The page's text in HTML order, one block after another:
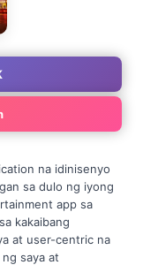
na idinisenyo
sa dulo ng iyong
app sa
kakaibang
at user-centric na
saya at